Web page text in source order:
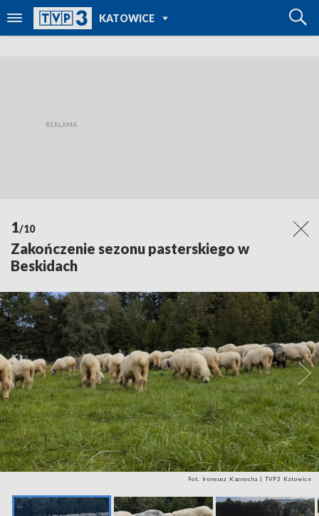
KATOWICE
TVP REGIONY
1/10
Zakończenie sezonu pasterskiego w
Beskidach
Fot. Ireneusz Kaznocha | TVP3 Katowice